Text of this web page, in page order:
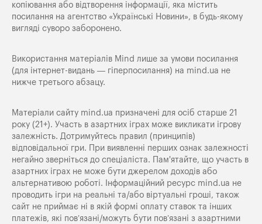
копіювання або відтворення інформації, яка містить
посилання на агентство «Українські Новини», в будь-якому
вигляді суворо заборонено.
Використання матеріалів Mind лише за умови посилання
(для інтернет-видань — гіперпосилання) на mind.ua не
нижче третього абзацу.
Матеріали сайту mind.ua призначені для осіб старше 21
року (21+). Участь в азартних іграх може викликати ігрову
залежність. Дотримуйтесь правил (принципів)
відповідальної гри. При виявленні перших ознак залежності
негайно зверніться до спеціаліста. Пам'ятайте, що участь в
азартних іграх не може бути джерелом доходів або
альтернативою роботі. Інформаційний ресурс mind.ua не
проводить ігри на реальні та/або віртуальні гроші, також
сайт не приймає ні в якій формі оплату ставок та інших
платежів, які пов’язані/можуть бути пов’язані з азартними